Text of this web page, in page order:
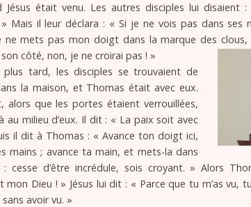
Jésus était venu. Les autres disciples lui disaient
Mais il leur déclara : « Si je ne vois pas dans ses
ne mets pas mon doigt dans la marque des
côté, non, je ne croirai pas ! »
tard, les disciples se trouvaient de
la maison, et Thomas était avec eux.
alors que les portes étaient verrouillées,
au milieu d’eux. Il dit : « La paix soit avec
il dit à Thomas : « Avance ton doigt ici,
mains ; avance ta main, et mets-la dans
cesse d’être incrédule, sois croyant. » Alors
mon Dieu ! » Jésus lui dit : « Parce que tu m’as vu,
avoir vu. »